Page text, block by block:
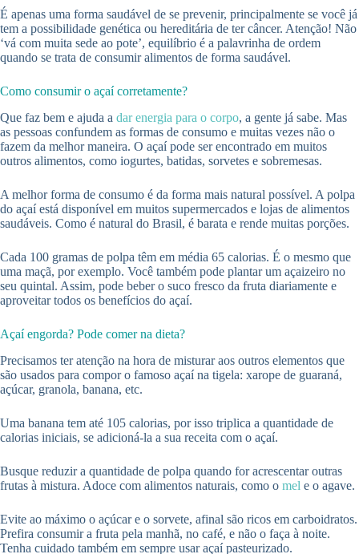
É apenas uma forma saudável de se prevenir, principalmente se você já
tem a possibilidade genética ou hereditária de ter câncer. Atenção! Não
‘vá com muita sede ao pote’, equilíbrio é a palavrinha de ordem
quando se trata de consumir alimentos de forma saudável.
Como consumir o açaí corretamente?
Que faz bem e ajuda a dar energia para o corpo, a gente já sabe. Mas
as pessoas confundem as formas de consumo e muitas vezes não o
fazem da melhor maneira. O açaí pode ser encontrado em muitos
outros alimentos, como iogurtes, batidas, sorvetes e sobremesas.
A melhor forma de consumo é da forma mais natural possível. A polpa
do açaí está disponível em muitos supermercados e lojas de alimentos
saudáveis. Como é natural do Brasil, é barata e rende muitas porções.
Cada 100 gramas de polpa têm em média 65 calorias. É o mesmo que
uma maçã, por exemplo. Você também pode plantar um açaizeiro no
seu quintal. Assim, pode beber o suco fresco da fruta diariamente e
aproveitar todos os benefícios do açaí.
Açaí engorda? Pode comer na dieta?
Precisamos ter atenção na hora de misturar aos outros elementos que
são usados para compor o famoso açaí na tigela: xarope de guaraná,
açúcar, granola, banana, etc.
Uma banana tem até 105 calorias, por isso triplica a quantidade de
calorias iniciais, se adicioná-la a sua receita com o açaí.
Busque reduzir a quantidade de polpa quando for acrescentar outras
frutas à mistura. Adoce com alimentos naturais, como o mel e o agave.
Evite ao máximo o açúcar e o sorvete, afinal são ricos em carboidratos.
Prefira consumir a fruta pela manhã, no café, e não o faça à noite.
Tenha cuidado também em sempre usar açaí pasteurizado.